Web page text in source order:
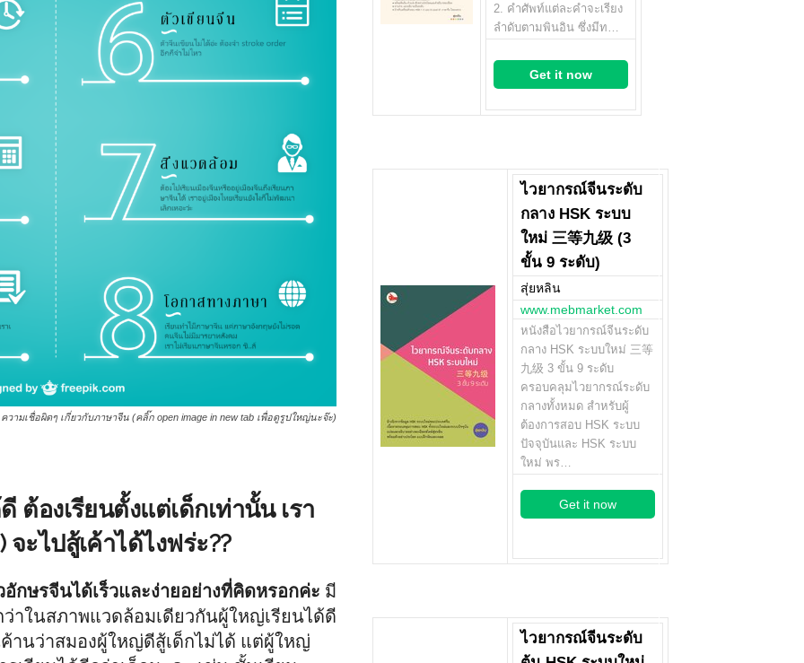
วามเชื่อผิดๆ เกี่ยวกับภาษาจีน (คลิ๊ก open image in new tab เพื่อดูรูปใหญ่นะจ๊ะ)
ต้องเรียนตั้งแต่เด็กเท่านั้น เรา
ะไปสู้เค้าได้ไงฟร่ะ??
กษรจีนได้เร็วและง่ายอย่างที่คิดหรอกค่ะ มี
าในสภาพแวดล้อมเดียวกันผู้ใหญ่เรียนได้ดี
านว่าสมองผู้ใหญ่ดีสู้เด็กไม่ได้ แต่ผู้ใหญ่
2. คำศัพท์แต่ละคำจะเรียง
ลำดับตามพินอิน ซึ่งมีท…
Get it now
ไวยากรณ์จีนระดับ
กลาง HSK ระบบ
ใหม่ 三等九级 (3
ขั้น 9 ระดับ)
สุ่ยหลิน
www.mebmarket.com
หนังสือไวยากรณ์จีนระดับ
กลาง HSK ระบบใหม่ 三等
九级 3 ขั้น 9 ระดับ
ครอบคลุมไวยากรณ์ระดับ
กลางทั้งหมด สำหรับผู้
ต้องการสอบ HSK ระบบ
ปัจจุบันและ HSK ระบบ
ใหม่ พร…
Get it now
ไวยากรณ์จีนระดับ